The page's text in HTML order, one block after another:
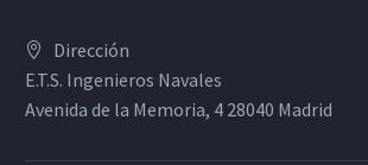
Dirección
E.T.S. Ingenieros Navales
Avenida de la Memoria, 4 28040 Madrid